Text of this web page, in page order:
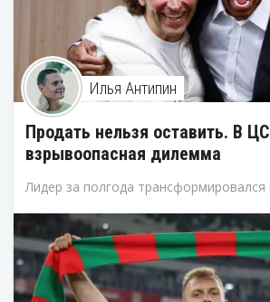
Илья Антипин
Продать нельзя оставить. В
взрывоопасная дилемма
Лидер за полгода трансформировался